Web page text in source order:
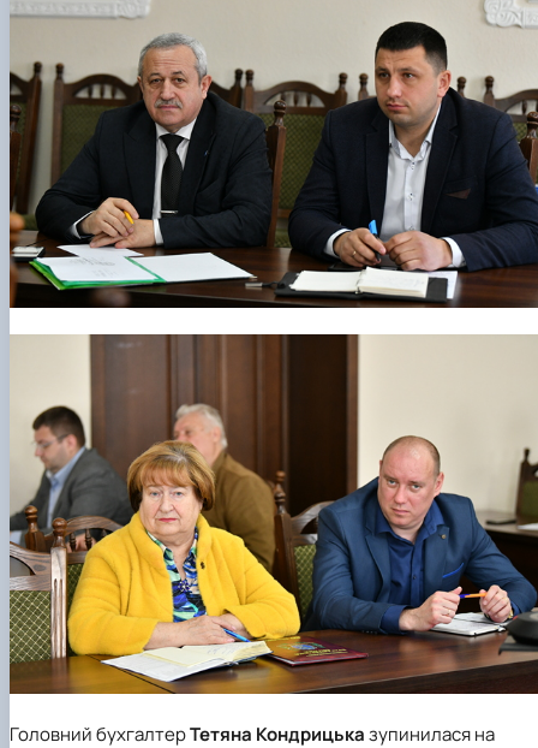
Головний бухгалтерТетяна Кондрицьказупинилася на